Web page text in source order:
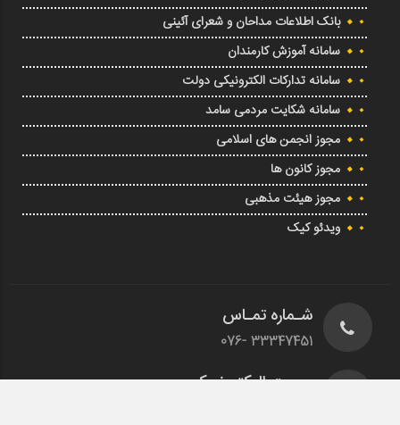
بانک اطلاعات مداحان و شعرای آئینی
سامانه آموزش کارمندان
سامانه تدارکات الکترونیکی دولت
سامانه شکایت مردمی سامد
مجوز انجمن های اسلامی
مجوز کانون ها
مجوز هیئت مذهبی
ویدئو کیک
شـماره تمـاس
33347451 -076
پسـت الـکترونیـکی